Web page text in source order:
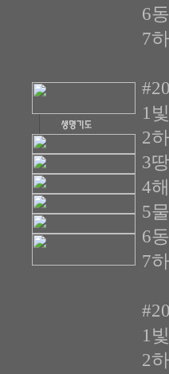
6
7
1
2
3
4
5
6
7
1
2